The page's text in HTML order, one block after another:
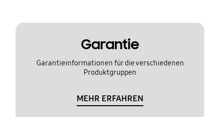
Garantie
Garantieinformationen für die verschiedenen
Produktgruppen
MEHR ERFAHREN